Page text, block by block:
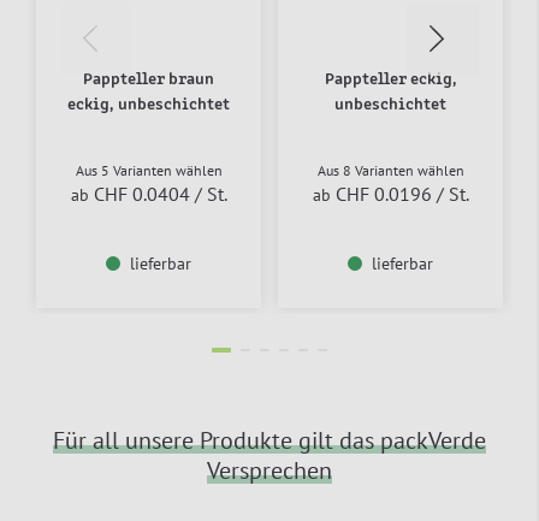
Pappteller braun
eckig, unbeschichtet
Aus 5 Varianten wählen
ab CHF 0.0404 / St.
lieferbar
Pappteller eckig,
unbeschichtet
Aus 8 Varianten wählen
ab CHF 0.0196 / St.
lieferbar
Für all unsere Produkte gilt das packVerde
Versprechen